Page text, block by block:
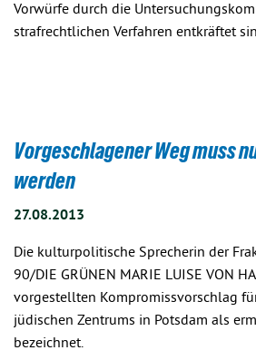
Vorwürfe durch die
strafrechtlichen Verfahren entkräftet
Vorgeschlagener Weg muss
werden
27.08.2013
Die kulturpolitische Sprecherin der
90/DIE GRÜNEN MARIE LUISE VON
vorgestellten Kompromissvorschlag
jüdischen Zentrums in Potsdam als
bezeichnet.